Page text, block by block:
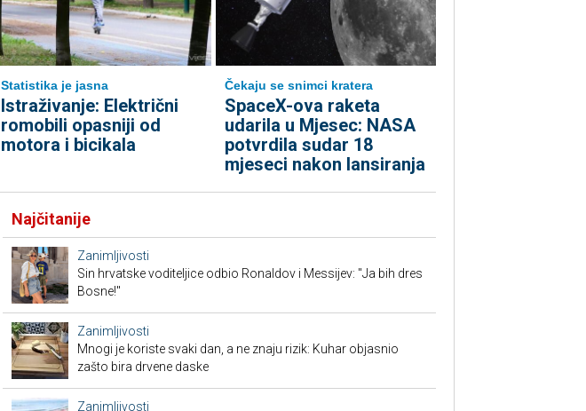
Statistika je jasna
Istraživanje: Električni
romobili opasniji od
motora i bicikala
Čekaju se snimci kratera
SpaceX-ova raketa
udarila u Mjesec: NASA
potvrdila sudar 18
mjeseci nakon lansiranja
Najčitanije
Zanimljivosti
Sin hrvatske voditeljice odbio Ronaldov i Messijev: "Ja bih dres
Bosne!"
Zanimljivosti
Mnogi je koriste svaki dan, a ne znaju rizik: Kuhar objasnio
zašto bira drvene daske
Zanimljivosti